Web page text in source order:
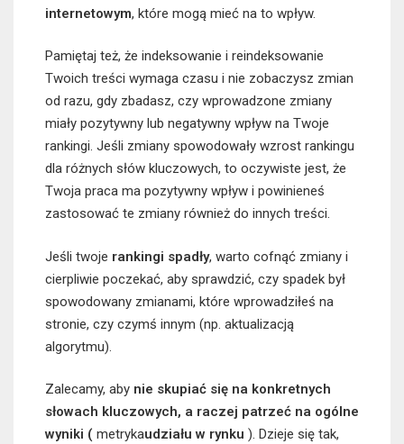
internetowym, które mogą mieć na to wpływ.
Pamiętaj też, że indeksowanie i reindeksowanie
Twoich treści wymaga czasu i nie zobaczysz zmian
od razu, gdy zbadasz, czy wprowadzone zmiany
miały pozytywny lub negatywny wpływ na Twoje
rankingi. Jeśli zmiany spowodowały wzrost rankingu
dla różnych słów kluczowych, to oczywiste jest, że
Twoja praca ma pozytywny wpływ i powinieneś
zastosować te zmiany również do innych treści.
Jeśli twoje rankingi spadły, warto cofnąć zmiany i
cierpliwie poczekać, aby sprawdzić, czy spadek był
spowodowany zmianami, które wprowadziłeś na
stronie, czy czymś innym (np. aktualizacją
algorytmu).
Zalecamy, aby nie skupiać się na konkretnych
słowach kluczowych, a raczej patrzeć na ogólne
wyniki ( metrykaudziału w rynku ). Dzieje się tak,